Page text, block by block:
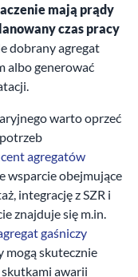
mają prądy
czas pracy
dobrany agregat
albo generować
warto oprzeć
agregatów
wsparcie obejmujące
integrację z SZR i
znajduje się m.in.
gaśniczy
mogą skutecznie
skutkami awarii